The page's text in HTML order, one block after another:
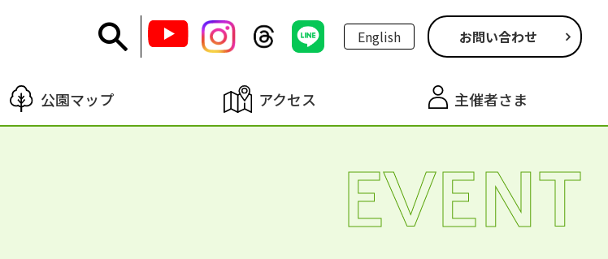
English お問い合わせ
公園マップ アクセス 主催者さま
EVENT